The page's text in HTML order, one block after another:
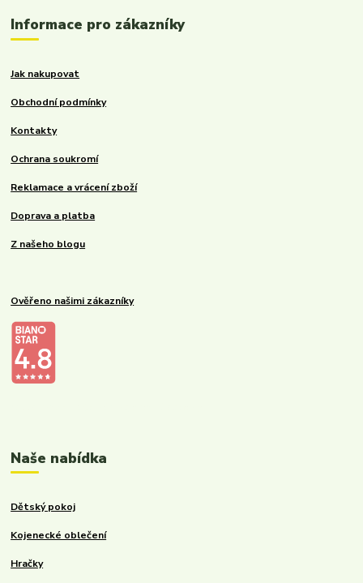
Informace pro zákazníky
Jak nakupovat
Obchodní podmínky
Kontakty
Ochrana soukromí
Reklamace a vrácení zboží
Doprava a platba
Z našeho blogu
Ověřeno našimi zákazníky
Naše nabídka
Dětský pokoj
Kojenecké oblečení
Hračky